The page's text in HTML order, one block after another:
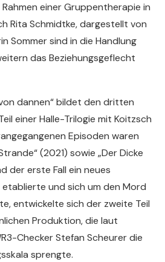
einer Gruppentherapie in
Rita Schmidtke, dargestellt von
Sommer sind in die Handlung
das Beziehungsgeflecht
dannen“ bildet den dritten
einer Halle-Trilogie mit Koitzsch
Episoden waren
(2021) sowie „Der Dicke
der erste Fall ein neues
und sich um den Mord
entwickelte sich der zweite Teil
Produktion, die laut
Checker Stefan Scheurer die
sprengte.